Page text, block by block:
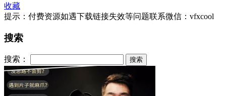
收藏
提示：付费资源如遇下载链接失效等问题联系微信：vfxcool
搜索
搜索：